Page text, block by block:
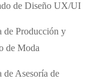
de Diseño UX/UI
de Producción y
de Moda
de Asesoría de